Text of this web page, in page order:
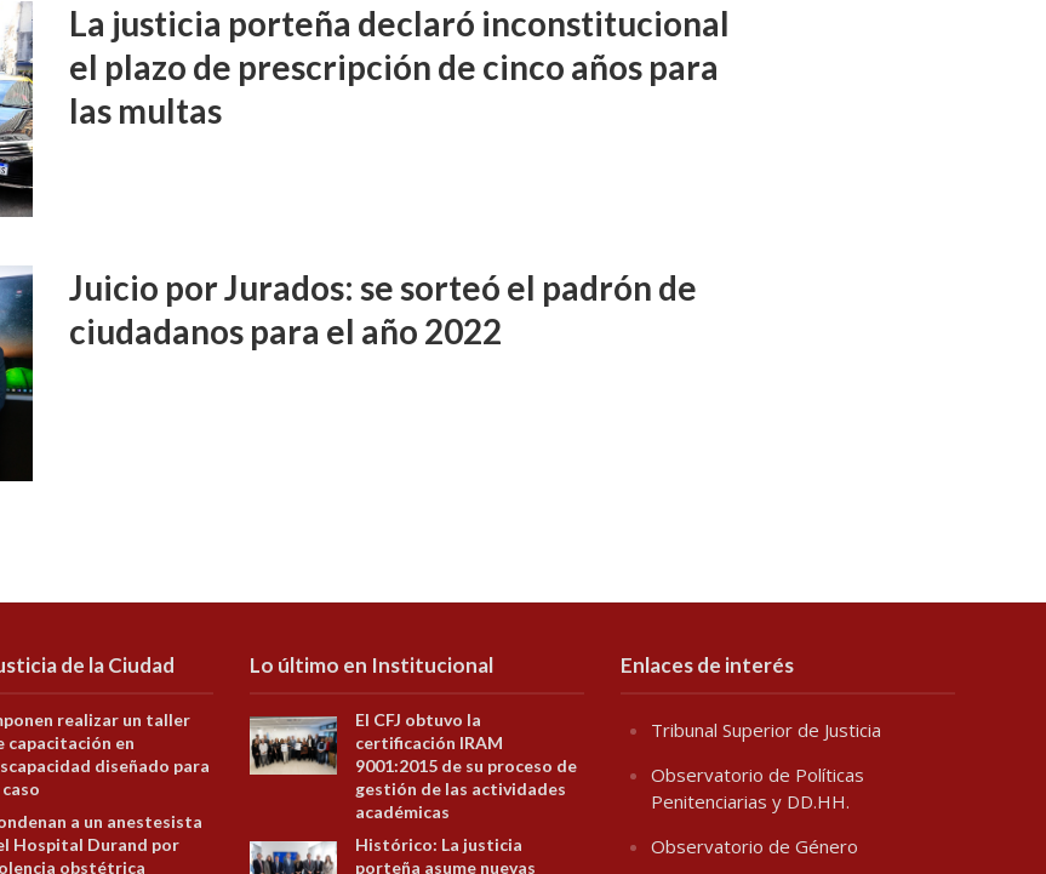
La justicia porteña declaró inconstitucional
el plazo de prescripción de cinco años para
las multas
Juicio por Jurados: se sorteó el padrón de
ciudadanos para el año 2022
de la Ciudad
realizar un taller
capacitación en
diseñado para
a un anestesista
Hospital Durand por
obstétrica
Lo último en Institucional
El CFJ obtuvo la
certificación IRAM
9001:2015 de su proceso de
gestión de las actividades
académicas
Histórico: La justicia
porteña asume nuevas
Enlaces de interés
Tribunal Superior de Justicia
Observatorio de Políticas
Penitenciarias y DD.HH.
Observatorio de Género